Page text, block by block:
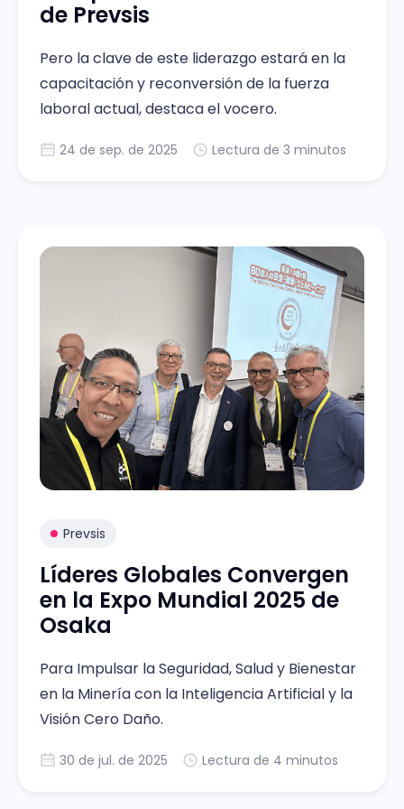
de Prevsis
Pero la clave de este liderazgo estará en la
capacitación y reconversión de la fuerza
laboral actual, destaca el vocero.
24 de sep. de 2025 Lectura de 3 minutos
Prevsis
Líderes Globales Convergen
en la Expo Mundial 2025 de
Osaka
Para Impulsar la Seguridad, Salud y Bienestar
en la Minería con la Inteligencia Artificial y la
Visión Cero Daño.
30 de jul. de 2025 Lectura de 4 minutos